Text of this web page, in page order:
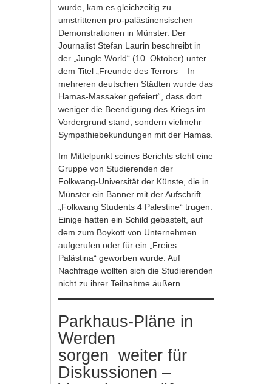
wurde, kam es gleichzeitig zu
umstrittenen pro-palästinensischen
Demonstrationen in Münster. Der
Journalist Stefan Laurin beschreibt in
der „Jungle World“ (10. Oktober) unter
dem Titel „Freunde des Terrors – In
mehreren deutschen Städten wurde das
Hamas-Massaker gefeiert“, dass dort
weniger die Beendigung des Kriegs im
Vordergrund stand, sondern vielmehr
Sympathiebekundungen mit der Hamas.
Im Mittelpunkt seines Berichts steht eine
Gruppe von Studierenden der
Folkwang-Universität der Künste, die in
Münster ein Banner mit der Aufschrift
„Folkwang Students 4 Palestine“ trugen.
Einige hatten ein Schild gebastelt, auf
dem zum Boykott von Unternehmen
aufgerufen oder für ein „Freies
Palästina“ geworben wurde. Auf
Nachfrage wollten sich die Studierenden
nicht zu ihrer Teilnahme äußern.
Parkhaus-Pläne in
Werden
sorgen weiter für
Diskussionen –